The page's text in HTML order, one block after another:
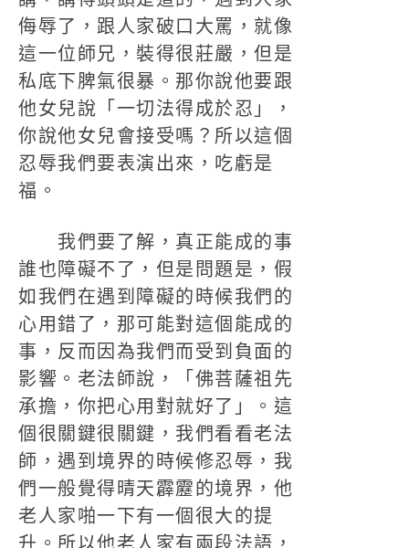
侮辱了，跟人家破口大罵，就像
這一位師兄，裝得很莊嚴，但是
私底下脾氣很暴。那你說他要跟
他女兒說「一切法得成於忍」，
你說他女兒會接受嗎？所以這個
忍辱我們要表演出來，吃虧是
福。
我們要了解，真正能成的事
誰也障礙不了，但是問題是，假
如我們在遇到障礙的時候我們的
心用錯了，那可能對這個能成的
事，反而因為我們而受到負面的
影響。老法師說，「佛菩薩祖先
承擔，你把心用對就好了」。這
個很關鍵很關鍵，我們看看老法
師，遇到境界的時候修忍辱，我
們一般覺得晴天霹靂的境界，他
老人家啪一下有一個很大的提
升。所以他老人家有兩段法語，